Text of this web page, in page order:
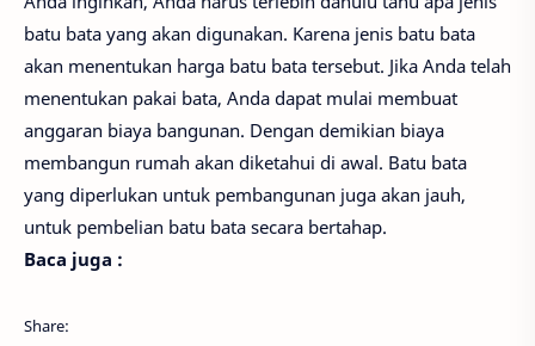
batu bata yang akan digunakan. Karena jenis batu bata
akan menentukan harga batu bata tersebut. Jika Anda telah
menentukan pakai bata, Anda dapat mulai membuat
anggaran biaya bangunan. Dengan demikian biaya
membangun rumah akan diketahui di awal. Batu bata
yang diperlukan untuk pembangunan juga akan jauh,
untuk pembelian batu bata secara bertahap.
Baca juga :